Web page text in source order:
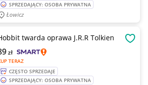
SPRZEDAJĄCY: OSOBA PRYWATNA
Łowicz
twarda oprawa J.R.R Tolkien
TERAZ
zł
CZĘSTO SPRZEDAJE
SPRZEDAJĄCY: OSOBA PRYWATNA